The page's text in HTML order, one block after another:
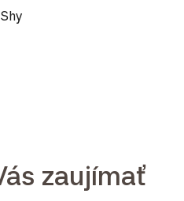
zaujímať